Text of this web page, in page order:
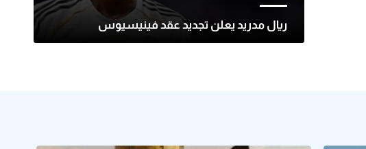
ريال مدريد يعلن تجديد عقد فينيسيوس